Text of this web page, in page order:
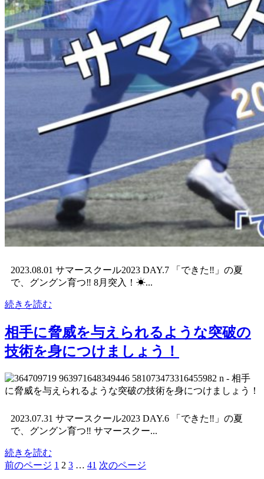
2023.08.01 サマースクール2023 DAY.7 「できた‼︎」の夏
で、グングン育つ‼︎ 8月突入！☀...
続きを読む
相手に脅威を与えられるような突破の
技術を身につけましょう！
2023.07.31 サマースクール2023 DAY.6 「できた‼︎」の夏
で、グングン育つ‼︎ サマースクー...
続きを読む
投
前のページ 固
1 固
2 固
3 … 固
41 次のページ